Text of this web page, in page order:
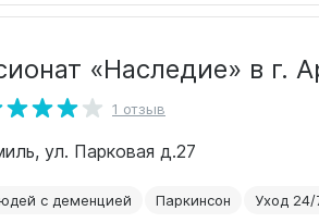
«Наследие» в г.
1 отзыв
ул. Парковая д.27
с деменцией Паркинсон Уход 24/